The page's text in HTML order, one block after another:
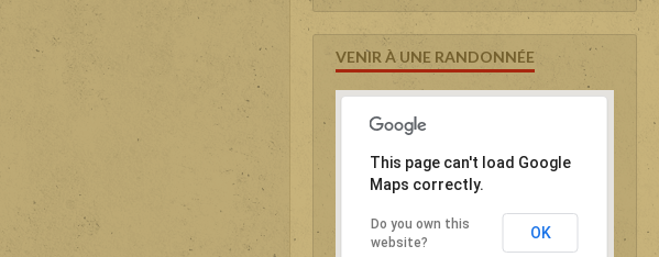
VENIR À UNE RANDONNÉE
This page can't load Google
Maps correctly.
Do you own this
website?
OK